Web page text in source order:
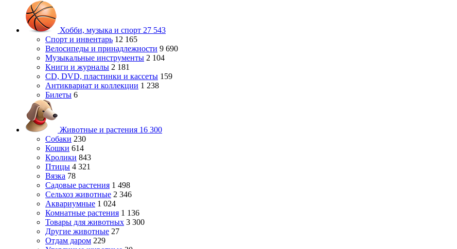
Хобби, музыка и спорт 27 543
Спорт и инвентарь 12 165
Велосипеды и принадлежности 9 690
Музыкальные инструменты 2 104
Книги и журналы 2 181
CD, DVD, пластинки и кассеты 159
Антиквариат и коллекции 1 238
Билеты 6
Животные и растения 16 300
Собаки 230
Кошки 614
Кролики 843
Птицы 4 321
Вязка 78
Садовые растения 1 498
Сельхоз животные 2 346
Аквариумные 1 024
Комнатные растения 1 136
Товары для животных 3 300
Другие животные 27
Отдам даром 229